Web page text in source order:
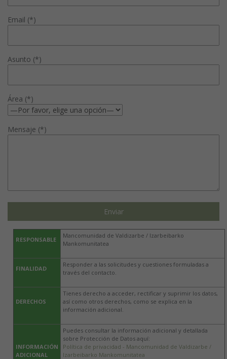
Email (*)
Asunto (*)
Área (*)
Mensaje (*)
RESPONSABLE
Mancomunidad de Valdizarbe / Izarbeibarko
Mankomunitatea
FINALIDAD
Responder a las solicitudes y cuestiones formuladas a
través del contacto.
DERECHOS
Tienes derecho a acceder, rectificar y suprimir los datos,
así como otros derechos, como se explica en la
información adicional.
INFORMACIÓN
ADICIONAL
Puedes consultar la información adicional y detallada
sobre Protección de Datos aquí:
Política de privacidad - Mancomunidad de Valdizarbe /
Izarbeibarko Mankomunitatea